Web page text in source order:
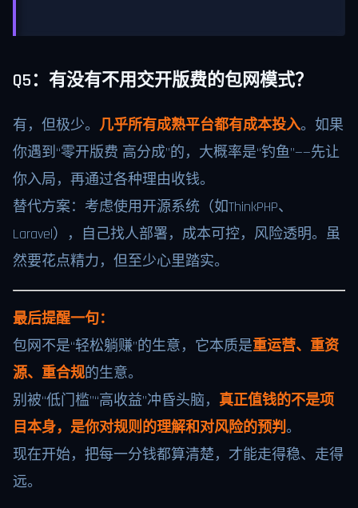
Q5：有没有不用交开版费的包网模式？
有，但极少。 几乎所有成熟平台都有成本投入。如果
你遇到“零开版费 高分成”的，大概率是“钓鱼”——先让
你入局，再通过各种理由收钱。
替代方案：考虑使用开源系统（如ThinkPHP、
Laravel），自己找人部署，成本可控，风险透明。虽
然要花点精力，但至少心里踏实。
最后提醒一句：
包网不是“轻松躺赚”的生意，它本质是重运营、重资
源、重合规的生意。
别被“低门槛”“高收益”冲昏头脑， 真正值钱的不是项
目本身，是你对规则的理解和对风险的预判。
现在开始，把每一分钱都算清楚，才能走得稳、走得
远。